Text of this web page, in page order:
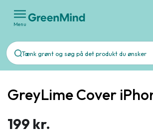
Menu
GreyLime Cover
199 kr.